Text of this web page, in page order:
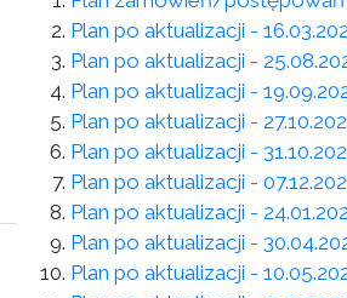
Plan po aktualizacji -
Plan po aktualizacji -
Plan po aktualizacji -
Plan po aktualizacji -
Plan po aktualizacji -
Plan po aktualizacji -
Plan po aktualizacji -
Plan po aktualizacji -
Plan po aktualizacji -